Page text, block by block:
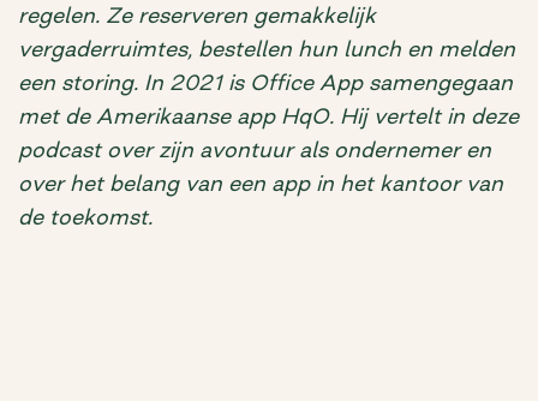
regelen. Ze reserveren gemakkelijk
vergaderruimtes, bestellen hun lunch en melden
een storing. In 2021 is Office App samengegaan
met de Amerikaanse app HqO. Hij vertelt in deze
podcast over zijn avontuur als ondernemer en
over het belang van een app in het kantoor van
de toekomst.